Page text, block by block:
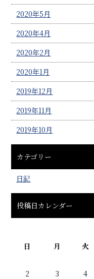
2020年5月
2020年4月
2020年2月
2020年1月
2019年12月
2019年11月
2019年10月
カテゴリー
日記
投稿日カレンダー
日
月 火
2
3 4